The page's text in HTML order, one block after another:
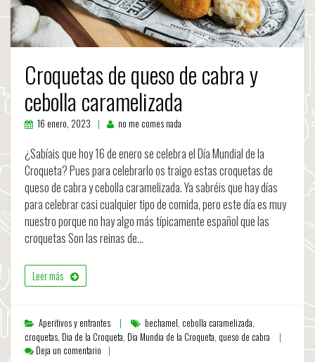
Croquetas de queso de cabra y
cebolla caramelizada
16 enero, 2023 no me comes nada
¿Sabíais que hoy 16 de enero se celebra el Día Mundial de la
Croqueta? Pues para celebrarlo os traigo estas croquetas de
queso de cabra y cebolla caramelizada. Ya sabréis que hay días
para celebrar casi cualquier tipo de comida, pero este día es muy
nuestro porque no hay algo más típicamente español que las
croquetas Son las reinas de…
Leer más
Aperitivos y entrantes bechamel, cebolla caramelizada,
croquetas, Dia de la Croqueta, Dia Mundia de la Croqueta, queso de cabra
Deja un comentario